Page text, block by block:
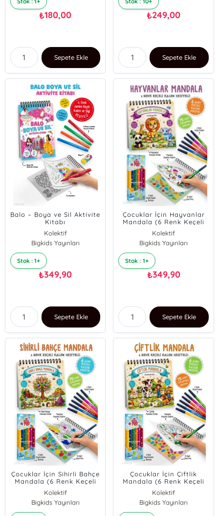
₺180,00
Sepete Ekle
₺249,00
Sepete Ekle
Balo – Boya ve Sil Aktivite
Kitabı
Kolektif
Bigkids Yayınları
Stok : 1+
₺349,90
Sepete Ekle
Çocuklar İçin Hayvanlar
Mandala (6 Renk Keçeli
Kalem ve 75 Adet
Çıkartma Hediye!)
Kolektif
Bigkids Yayınları
Stok : 1+
₺349,90
Sepete Ekle
Çocuklar İçin Sihirli Bahçe
Mandala (6 Renk Keçeli
Kalem ve 75 Adet
Çıkartma Hediye!)
Kolektif
Bigkids Yayınları
Çocuklar İçin Çiftlik
Mandala (6 Renk Keçeli
Kalem ve 75 Adet
Çıkartma Hediye!)
Kolektif
Bigkids Yayınları